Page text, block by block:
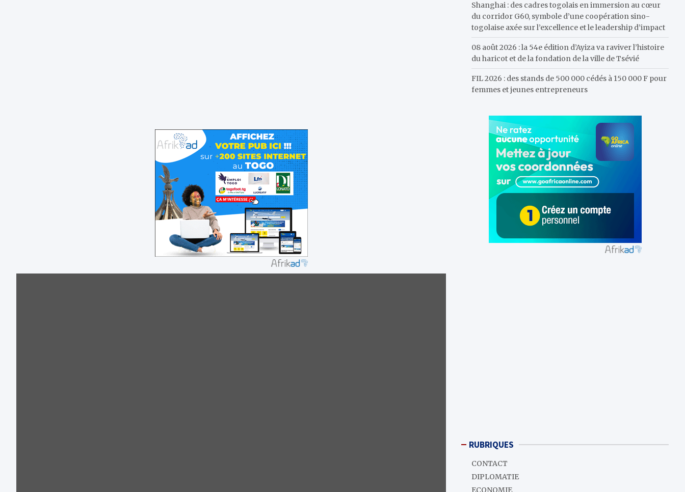
Shanghai : des cadres togolais en immersion au cœur
du corridor G60, symbole d’une coopération sino-
togolaise axée sur l’excellence et le leadership d’impact
08 août 2026 : la 54e édition d’Ayiza va raviver l’histoire
du haricot et de la fondation de la ville de Tsévié
FIL 2026 : des stands de 500 000 cédés à 150 000 F pour
femmes et jeunes entrepreneurs
RUBRIQUES
CONTACT
DIPLOMATIE
ECONOMIE